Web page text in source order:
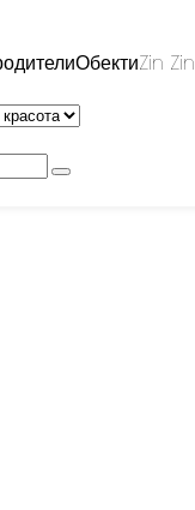
ОбектиZin Zin